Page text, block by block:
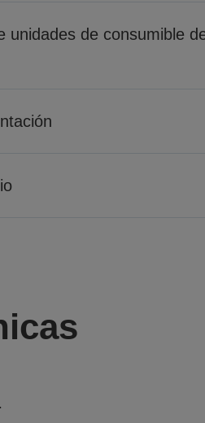
unidades de consumible